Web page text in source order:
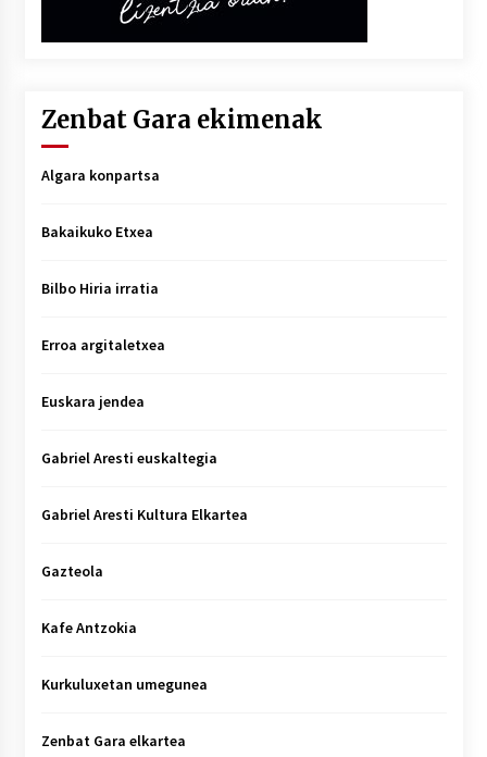
Zenbat Gara ekimenak
Algara konpartsa
Bakaikuko Etxea
Bilbo Hiria irratia
Erroa argitaletxea
Euskara jendea
Gabriel Aresti euskaltegia
Gabriel Aresti Kultura Elkartea
Gazteola
Kafe Antzokia
Kurkuluxetan umegunea
Zenbat Gara elkartea